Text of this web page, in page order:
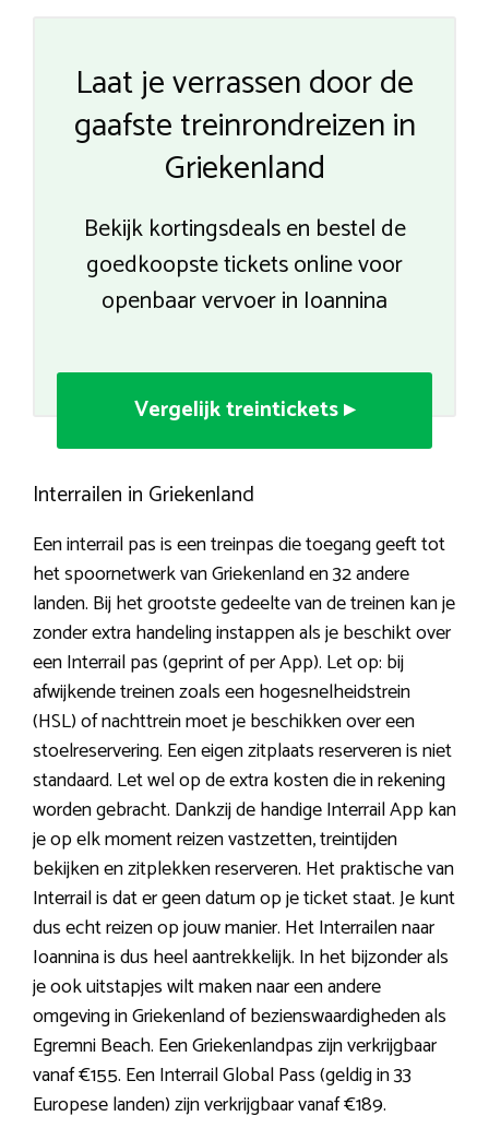
Laat je verrassen door de
gaafste treinrondreizen in
Griekenland
Bekijk kortingsdeals en bestel de
goedkoopste tickets online voor
openbaar vervoer in Ioannina
Vergelijk treintickets ▸
Interrailen in Griekenland
Een interrail pas is een treinpas die toegang geeft tot
het spoornetwerk van Griekenland en 32 andere
landen. Bij het grootste gedeelte van de treinen kan je
zonder extra handeling instappen als je beschikt over
een Interrail pas (geprint of per App). Let op: bij
afwijkende treinen zoals een hogesnelheidstrein
(HSL) of nachttrein moet je beschikken over een
stoelreservering. Een eigen zitplaats reserveren is niet
standaard. Let wel op de extra kosten die in rekening
worden gebracht. Dankzij de handige Interrail App kan
je op elk moment reizen vastzetten, treintijden
bekijken en zitplekken reserveren. Het praktische van
Interrail is dat er geen datum op je ticket staat. Je kunt
dus echt reizen op jouw manier. Het Interrailen naar
Ioannina is dus heel aantrekkelijk. In het bijzonder als
je ook uitstapjes wilt maken naar een andere
omgeving in Griekenland of bezienswaardigheden als
Egremni Beach. Een Griekenlandpas zijn verkrijgbaar
vanaf €155. Een Interrail Global Pass (geldig in 33
Europese landen) zijn verkrijgbaar vanaf €189.